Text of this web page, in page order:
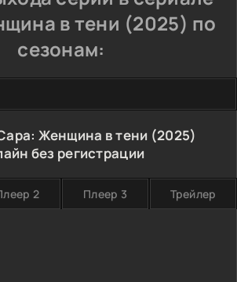
в тени (2025) по
сезонам:
Женщина в тени (2025)
без регистрации
2 Плеер 3 Трейлер